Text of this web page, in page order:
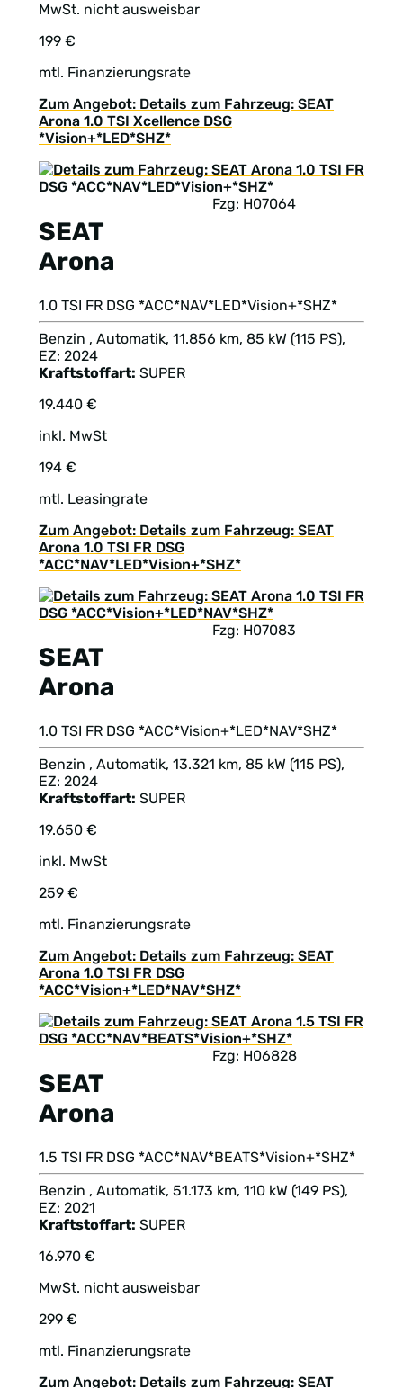
MwSt. nicht ausweisbar
199 €
mtl. Finanzierungsrate
Zum Angebot: Details zum Fahrzeug: SEAT
Arona 1.0 TSI Xcellence DSG
*Vision+*LED*SHZ*
SEAT
Arona
Fzg: H07064
1.0 TSI FR DSG *ACC*NAV*LED*Vision+*SHZ*
Benzin , Automatik, 11.856 km, 85 kW (115 PS),
EZ: 2024
Kraftstoffart: SUPER
19.440 €
inkl. MwSt
194 €
mtl. Leasingrate
Zum Angebot: Details zum Fahrzeug: SEAT
Arona 1.0 TSI FR DSG
*ACC*NAV*LED*Vision+*SHZ*
SEAT
Arona
Fzg: H07083
1.0 TSI FR DSG *ACC*Vision+*LED*NAV*SHZ*
Benzin , Automatik, 13.321 km, 85 kW (115 PS),
EZ: 2024
Kraftstoffart: SUPER
19.650 €
inkl. MwSt
259 €
mtl. Finanzierungsrate
Zum Angebot: Details zum Fahrzeug: SEAT
Arona 1.0 TSI FR DSG
*ACC*Vision+*LED*NAV*SHZ*
SEAT
Arona
Fzg: H06828
1.5 TSI FR DSG *ACC*NAV*BEATS*Vision+*SHZ*
Benzin , Automatik, 51.173 km, 110 kW (149 PS),
EZ: 2021
Kraftstoffart: SUPER
16.970 €
MwSt. nicht ausweisbar
299 €
mtl. Finanzierungsrate
Zum Angebot: Details zum Fahrzeug: SEAT